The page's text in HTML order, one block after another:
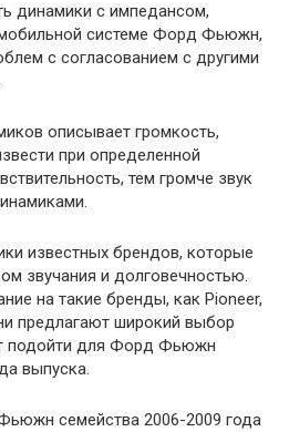
динамики с импедансом,
системе Форд Фьюжн,
с согласованием с другими
описывает громкость,
при определенной
тем громче звук
известных брендов, которые
звучания и долговечностью.
на такие бренды, как Pioneer,
предлагают широкий выбор
подойти для Форд Фьюжн
выпуска.
семейства 2006-2009 года